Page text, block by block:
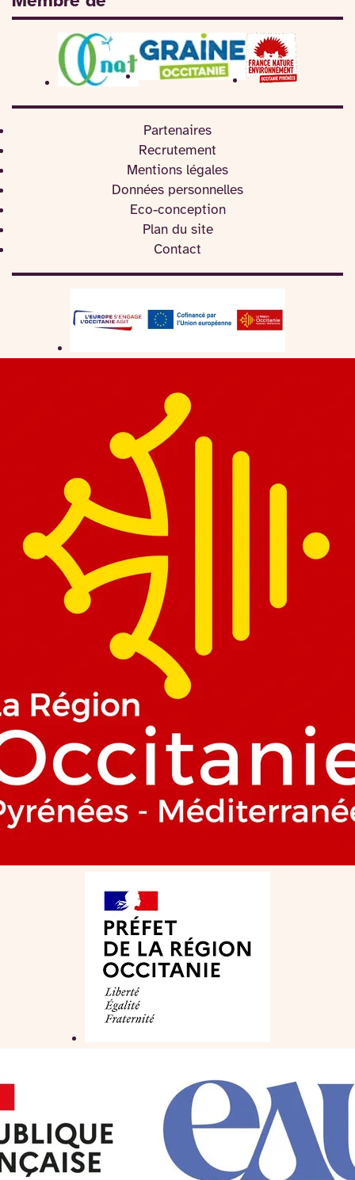
Partenaires
Recrutement
Mentions légales
Données personnelles
Eco-conception
Plan du site
Contact